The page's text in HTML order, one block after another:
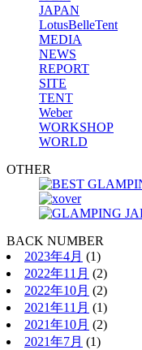
JAPAN
LotusBelleTent
MEDIA
NEWS
REPORT
SITE
TENT
Weber
WORKSHOP
WORLD
OTHER
BACK NUMBER
2023年4月 (1)
2022年11月 (2)
2022年10月 (2)
2021年11月 (1)
2021年10月 (2)
2021年7月 (1)